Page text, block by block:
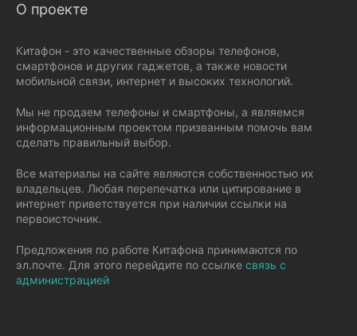
О проекте
Китафон - это качественные обзоры телефонов,
смартфонов и других гаджетов, а также новости
мобильной связи, интернет и высоких технологий.
Мы не продаем телефоны и смартфоны, а являемся
информационным проектом призванным помочь вам
сделать правильный выбор.
Все материалы на сайте являются собственностью их
владельцев. Любая перепечатка или цитирование в
интернет приветствуется при наличии ссылки на
первоисточник.
Предложения по работе Китафона принимаются по
эл.почте. Для этого перейдите по ссылке связь с
администрацией